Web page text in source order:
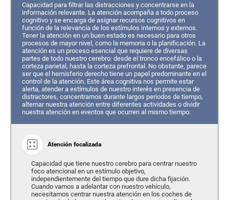
Capacidad para filtrar las distracciones y concentrarse en la
información relevante. La atención acompaña a todo proceso
cognitivo y se encarga de asignar recursos cognitivos en
función de la relevancia de los estímulos internos y externos.
Tener la atención en un buen estado es necesario para otros
procesos de mayor nivel, como la memoria o la planificación. La
atención es un proceso esencial que requiere de diversas
partes de todo nuestro cerebro: desde el tronco encefálico o la
corteza parietal, hasta la corteza prefrontal. No obstante, parece
ser que el hemisferio derecho tiene un papel predominante en el
control de la atención. Este área cognitiva nos permite estar
alerta, atender a estímulos de nuestro interés en presencia de
distractores, concentrarnos durante largos periodos de tiempo,
alternar nuestra atención entre diferentes actividades o dividir
nuestra atención en eventos que ocurren al mismo tiempo.
Atención focalizada
Capacidad que tiene nuestro cerebro para centrar nuestro
foco atencional en un estímulo objetivo,
independientemente del tiempo que dure dicha fijación.
Cuando vamos a adelantar con nuestro vehículo,
necesitamos centrar nuestra atención en los coches de